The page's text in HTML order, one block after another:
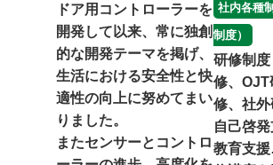
ドア用コントローラーを
開発して以来、常に独創
的な開発テーマを掲げ、
生活における安全性と快
適性の向上に努めてまい
りました。
またセンサーとコントロ
社内各種
制度）
研修制
修、OJT
修、社
自己啓
教育支